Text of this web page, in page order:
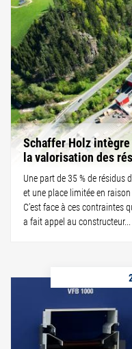
Schaffer Holz
la valorisation des
Une part de 35 % de résidus
et une place limitée en
C’est face à ces contraintes
a fait appel au constructeur...